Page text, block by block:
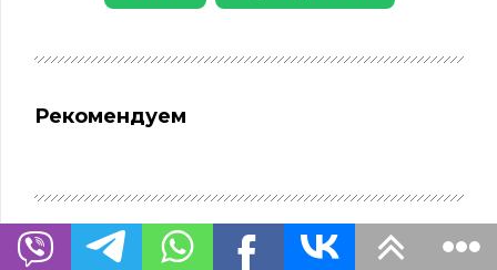
Рекомендуем